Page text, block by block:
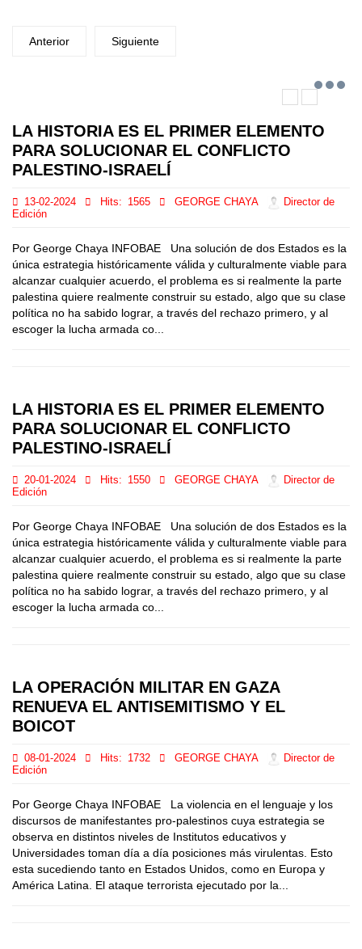
Anterior Siguiente
LA HISTORIA ES EL PRIMER ELEMENTO
PARA SOLUCIONAR EL CONFLICTO
PALESTINO-ISRAELÍ
13-02-2024 Hits: 1565 GEORGE CHAYA
Director de
Edición
Por George Chaya INFOBAE Una solución de dos Estados es la
única estrategia históricamente válida y culturalmente viable para
alcanzar cualquier acuerdo, el problema es si realmente la parte
palestina quiere realmente construir su estado, algo que su clase
política no ha sabido lograr, a través del rechazo primero, y al
escoger la lucha armada co...
LA HISTORIA ES EL PRIMER ELEMENTO
PARA SOLUCIONAR EL CONFLICTO
PALESTINO-ISRAELÍ
20-01-2024 Hits: 1550 GEORGE CHAYA
Director de
Edición
Por George Chaya INFOBAE Una solución de dos Estados es la
única estrategia históricamente válida y culturalmente viable para
alcanzar cualquier acuerdo, el problema es si realmente la parte
palestina quiere realmente construir su estado, algo que su clase
política no ha sabido lograr, a través del rechazo primero, y al
escoger la lucha armada co...
LA OPERACIÓN MILITAR EN GAZA
RENUEVA EL ANTISEMITISMO Y EL
BOICOT
08-01-2024 Hits: 1732 GEORGE CHAYA
Director de
Edición
Por George Chaya INFOBAE La violencia en el lenguaje y los
discursos de manifestantes pro-palestinos cuya estrategia se
observa en distintos niveles de Institutos educativos y
Universidades toman día a día posiciones más virulentas. Esto
esta sucediendo tanto en Estados Unidos, como en Europa y
América Latina. El ataque terrorista ejecutado por la...